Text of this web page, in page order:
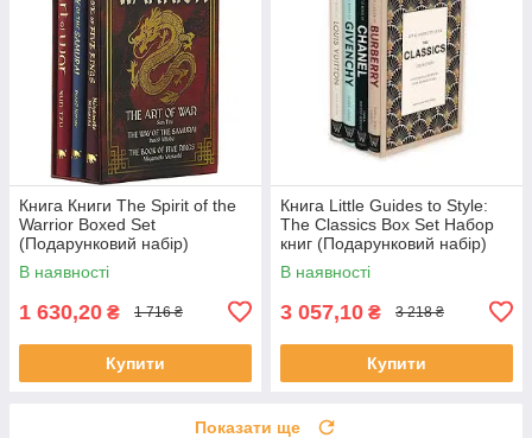
Книга Книги The Spirit of the
Warrior Boxed Set
(Подарунковий набір)
В наявності
1 630,20 ₴ 1 716 ₴
Купити
Книга Little Guides to Style:
The Classics Box Set Набор
книг (Подарунковий набір)
В наявності
3 057,10 ₴ 3 218 ₴
Купити
Показати ще